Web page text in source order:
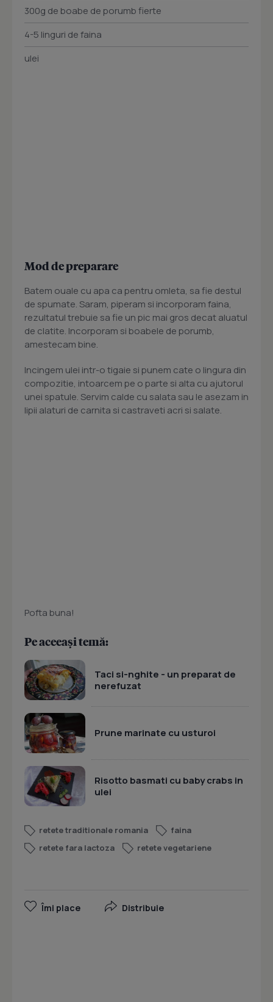
300g de boabe de porumb fierte
4-5 linguri de faina
ulei
Mod de preparare
Batem ouale cu apa ca pentru omleta, sa fie destul
de spumate. Saram, piperam si incorporam faina,
rezultatul trebuie sa fie un pic mai gros decat aluatul
de clatite. Incorporam si boabele de porumb,
amestecam bine.
Incingem ulei intr-o tigaie si punem cate o lingura din
compozitie, intoarcem pe o parte si alta cu ajutorul
unei spatule. Servim calde cu salata sau le asezam in
lipii alaturi de carnita si castraveti acri si salate.
Pofta buna!
Pe aceeași temă:
Taci si-nghite - un preparat de
nerefuzat
Prune marinate cu usturoi
Risotto basmati cu baby crabs in
ulei
retete traditionale romania
faina
retete fara lactoza
retete vegetariene
Îmi place Distribuie